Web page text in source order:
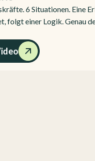
6 Situationen. Eine
folgt einer Logik. Genau